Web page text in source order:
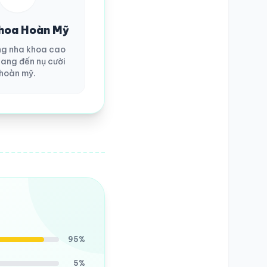
Hoàn Mỹ
nha khoa cao
đến nụ cười
mỹ.
95%
5%